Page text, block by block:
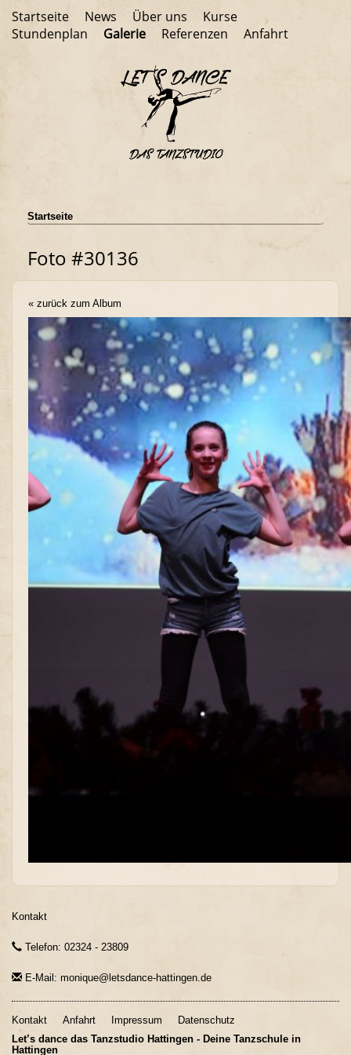
Startseite News Über uns
Kurse
Stundenplan
Galerie Referenzen Anfahrt
Startseite
Foto #30136
« zurück zum Album
Kontakt
Telefon: 02324 - 23809
E-Mail: monique@letsdance-hattingen.de
Kontakt Anfahrt Impressum
Datenschutz
Let’s dance das Tanzstudio Hattingen - Deine Tanzschule in
Hattingen